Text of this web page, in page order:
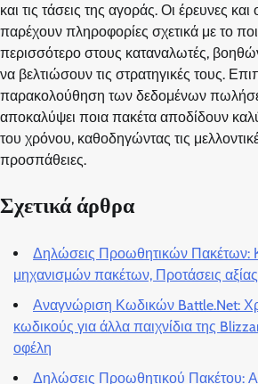
και τις τάσεις της αγοράς. Οι έρευνες
παρέχουν πληροφορίες σχετικά με το
περισσότερο στους καταναλωτές,
να βελτιώσουν τις στρατηγικές τους.
παρακολούθηση των δεδομένων
αποκαλύψει ποια πακέτα αποδίδουν
του χρόνου, καθοδηγώντας τις
προσπάθειες.
Σχετικά άρθρα
Δηλώσεις Προωθητικών Πακέτων:
μηχανισμών πακέτων, Προτάσεις
Αναγνώριση Κωδικών Battle.Net:
κωδικούς για άλλα παιχνίδια της
οφέλη
Δηλώσεις Προωθητικού Πακέτου: